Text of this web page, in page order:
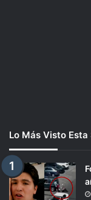
Lo Más Visto Esta